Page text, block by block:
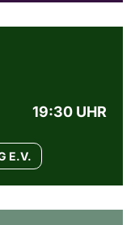
19:30 UHR
E.V.